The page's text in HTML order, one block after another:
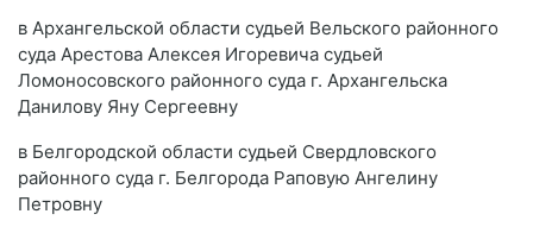
в Архангельской области судьей Вельского районного
суда Арестова Алексея Игоревича судьей
Ломоносовского районного суда г. Архангельска
Данилову Яну Сергеевну
в Белгородской области судьей Свердловского
районного суда г. Белгорода Раповую Ангелину
Петровну